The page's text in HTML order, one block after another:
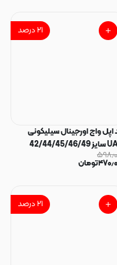
۲۱درصد
اپل واچ اورجینال سیلیکونی
UAG سایز 42/44/45/46/49
- نارنجی کد 140350
تومان
۲۱درصد